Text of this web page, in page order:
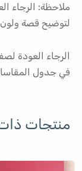
ملاحظة: الرجاء
لتوضيح قصة ولون
الرجاء العودة
في جدول
منتجات